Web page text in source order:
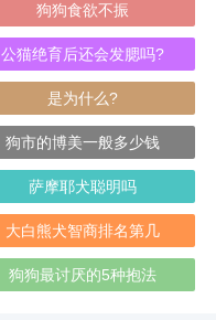
狗狗食欲不振
公猫绝育后还会发腮吗?
是为什么?
狗市的博美一般多少钱
萨摩耶犬聪明吗
大白熊犬智商排名第几
狗狗最讨厌的5种抱法